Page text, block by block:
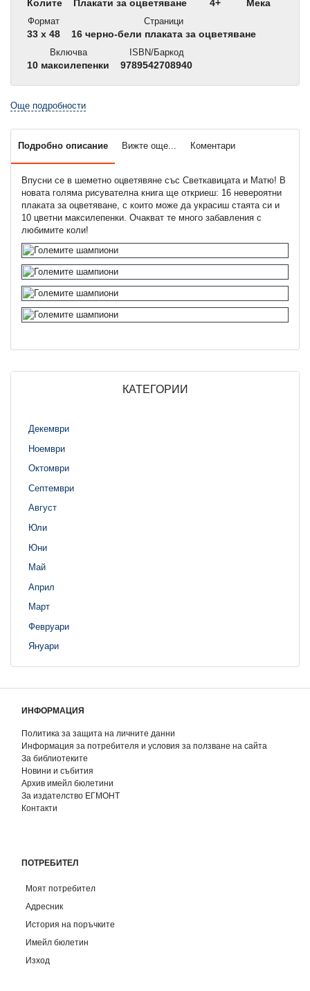
Колите
Плакати за оцветяване
4+
Мека
Формат
33 x 48
Страници
16 черно-бели плаката за оцветяване
Включва
10 максилепенки
ISBN/Баркод
9789542708940
Още подробности
Подробно описание Вижте още... Коментари
Впусни се в шеметно оцветявяне със Светкавицата и Матю! В
новата голяма рисувателна книга ще откриеш: 16 невероятни
плаката за оцветяване, с които може да украсиш стаята си и
10 цветни максилепенки. Очакват те много забавления с
любимите коли!
КАТЕГОРИИ
Декември
Ноември
Октомври
Септември
Август
Юли
Юни
Май
Април
Март
Февруари
Януари
ИНФОРМАЦИЯ
Политика за защита на личните данни
Информация за потребителя и условия за ползване на сайта
За библиотеките
Новини и събития
Архив имейл бюлетини
За издателство ЕГМОНТ
Контакти
ПОТРЕБИТЕЛ
Моят потребител
Адресник
История на поръчките
Имейл бюлетин
Изход